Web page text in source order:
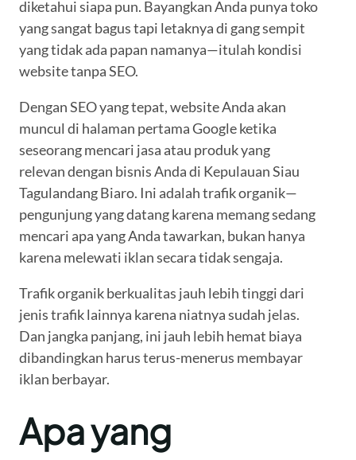
diketahui siapa pun. Bayangkan Anda punya toko
yang sangat bagus tapi letaknya di gang sempit
yang tidak ada papan namanya—itulah kondisi
website tanpa SEO.
Dengan SEO yang tepat, website Anda akan
muncul di halaman pertama Google ketika
seseorang mencari jasa atau produk yang
relevan dengan bisnis Anda di Kepulauan Siau
Tagulandang Biaro. Ini adalah trafik organik—
pengunjung yang datang karena memang sedang
mencari apa yang Anda tawarkan, bukan hanya
karena melewati iklan secara tidak sengaja.
Trafik organik berkualitas jauh lebih tinggi dari
jenis trafik lainnya karena niatnya sudah jelas.
Dan jangka panjang, ini jauh lebih hemat biaya
dibandingkan harus terus-menerus membayar
iklan berbayar.
Apa yang